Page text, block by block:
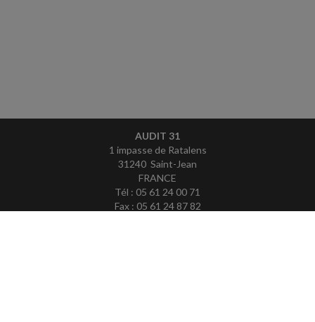
AUDIT 31
1 impasse de Ratalens
31240 Saint-Jean
FRANCE
Tél : 05 61 24 00 71
Fax : 05 61 24 87 82